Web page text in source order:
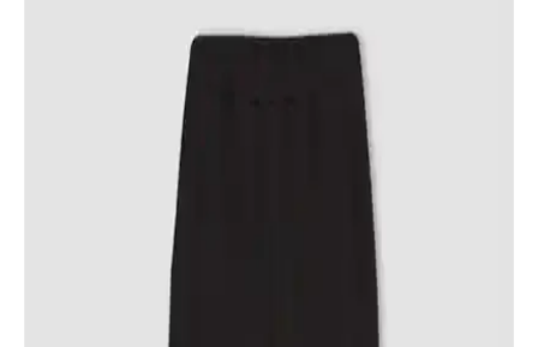
Ispanyol Paça Tayt Ürün Tanıtımı ve Özellikleri
HelloBaby'nin kız bebekler için tasarladığı kaşkorse ispanyol paça
tayt, esnek ve dayanıklı yapısıyla hareket özgürlüğü sağlar, şık
görünüm sunar ve uzun ömürlüdür.
Asortix Kız Çocuk Kanvas Kumaş Uzun Montu
Rüzgar ve Su Geçirmez Özellikleriyle Şıklık ve
Fonksiyonellik Sunar
Asortix kız çocuk montu, kanvas kumaş, su ve rüzgar geçirmez
özellikleriyle dayanıklı ve şık. Çıkarılabilir kapüşon ve kürk
detaylarıyla farklı hava koşullarına uyum sağlar.